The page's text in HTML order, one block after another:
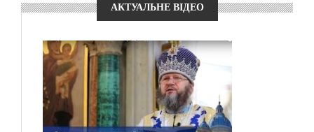
АКТУАЛЬНЕ ВІДЕО